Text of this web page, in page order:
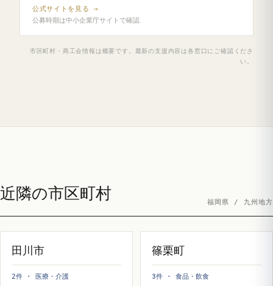
公式サイトを見る →
公募時期は中小企業庁サイトで確認
市区町村・商工会情報は概要です。最新の支援内容は各窓口にご確認くださ
い。
近隣の市区町村 福岡県 / 九州地方
田川市
2件 · 医療・介護
篠栗町
3件 · 食品・飲食